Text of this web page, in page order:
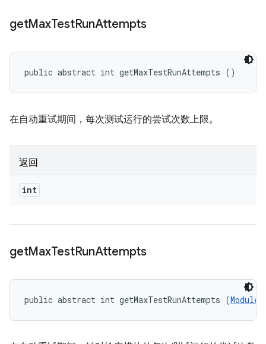
getMaxTestRunAttempts
public abstract int getMaxTestRunAttempts ()
在自动重试期间，每次测试运行的尝试次数上限。
返回
int
getMaxTestRunAttempts
public abstract int getMaxTestRunAttempts (